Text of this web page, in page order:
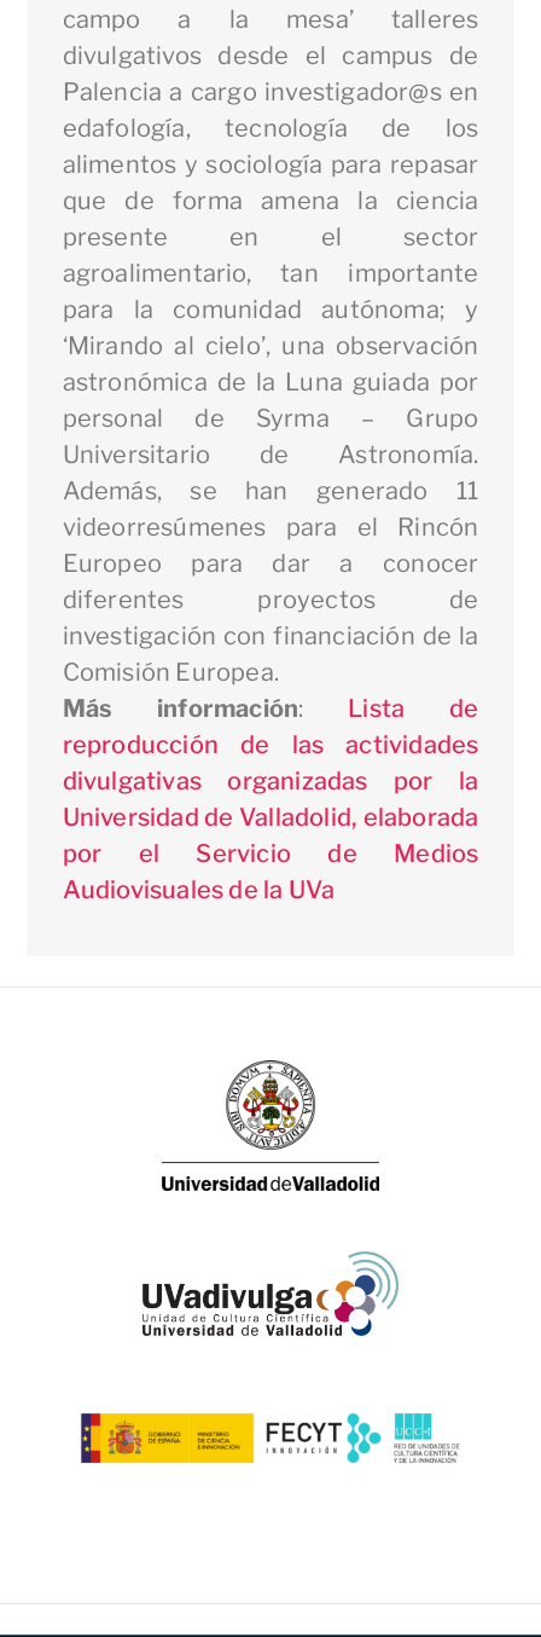
campo a la mesa’ talleres
divulgativos desde el campus de
Palencia a cargo investigador@s en
edafología, tecnología de los
alimentos y sociología para repasar
que de forma amena la ciencia
presente en el sector
agroalimentario, tan importante
para la comunidad autónoma; y
‘Mirando al cielo’, una observación
astronómica de la Luna guiada por
personal de Syrma – Grupo
Universitario de Astronomía.
Además, se han generado 11
videorresúmenes para el Rincón
Europeo para dar a conocer
diferentes proyectos de
investigación con financiación de la
Comisión Europea.
Más información: Lista de
reproducción de las actividades
divulgativas organizadas por la
Universidad de Valladolid, elaborada
por el Servicio de Medios
Audiovisuales de la UVa